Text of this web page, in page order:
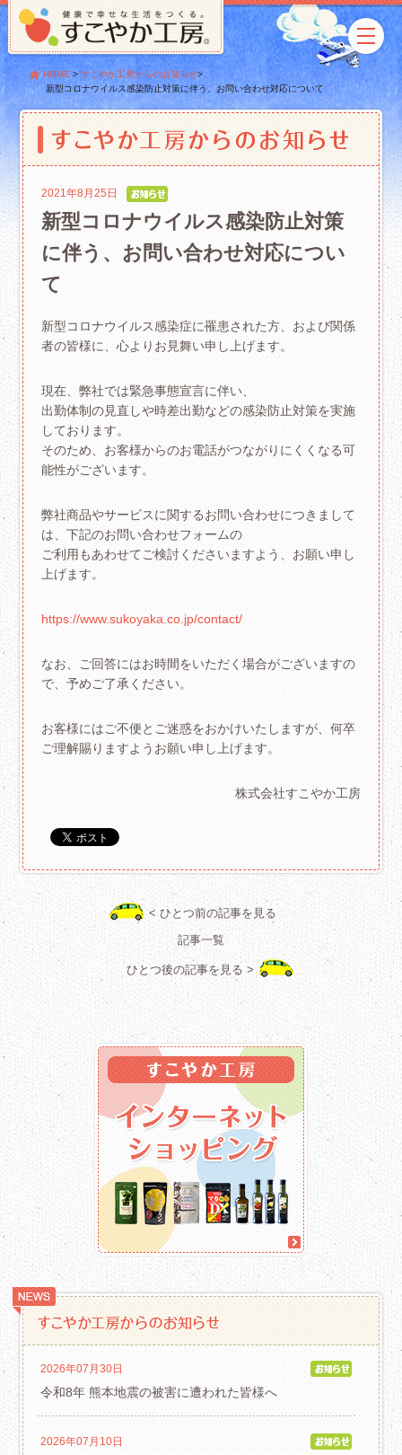
HOME> すこやか工房からのお知らせ>
新型コロナウイルス感染防止対策に伴う、お問い合わせ対応について
2021年8月25日
新型コロナウイルス感染防止対策
に伴う、お問い合わせ対応につい
て
新型コロナウイルス感染症に罹患された方、および関係
者の皆様に、心よりお見舞い申し上げます。
現在、弊社では緊急事態宣言に伴い、
出勤体制の見直しや時差出勤などの感染防止対策を実施
しております。
そのため、お客様からのお電話がつながりにくくなる可
能性がございます。
弊社商品やサービスに関するお問い合わせにつきまして
は、下記のお問い合わせフォームの
ご利用もあわせてご検討くださいますよう、お願い申し
上げます。
https://www.sukoyaka.co.jp/contact/
なお、ご回答にはお時間をいただく場合がございますの
で、予めご了承ください。
お客様にはご不便とご迷惑をおかけいたしますが、何卒
ご理解賜りますようお願い申し上げます。
株式会社すこやか工房
< ひとつ前の記事を見る
記事一覧
ひとつ後の記事を見る >
2026年07月30日
令和8年 熊本地震の被害に遭われた皆様へ
2026年07月10日